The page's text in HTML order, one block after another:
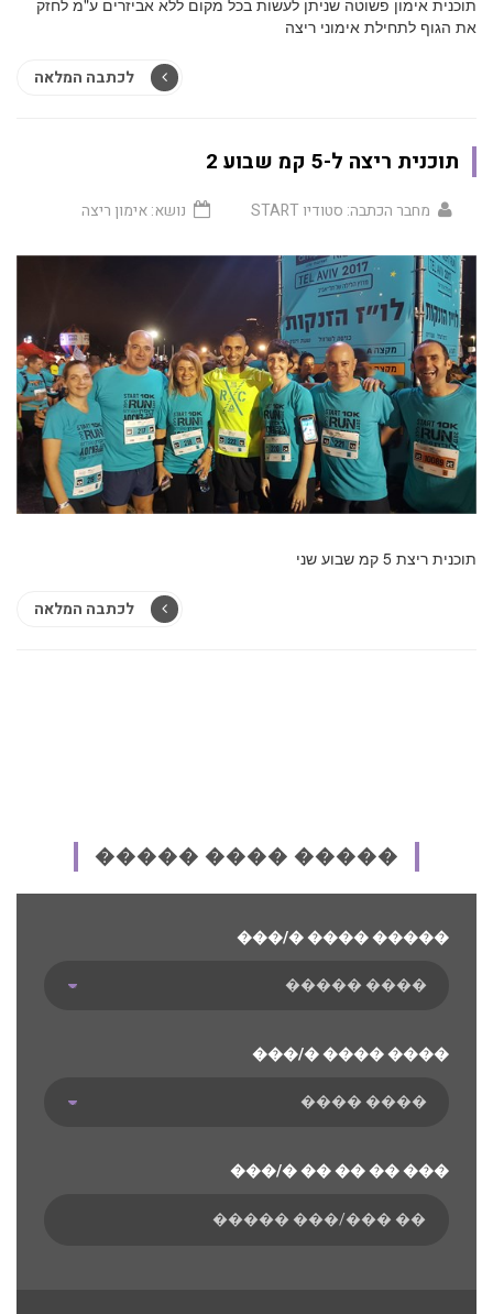
את הגוף לתחילת אימוני ריצה
לכתבה המלאה
תוכנית ריצה ל-5 קמ שבוע 2
מחבר הכתבה: סטודיו START נושא:אימון ריצה
תוכנית ריצת 5 קמ שבוע שני
לכתבה המלאה
����� ���� �����
���/� ���� �����
���/� ���� ����
���/� �� �� �� ���